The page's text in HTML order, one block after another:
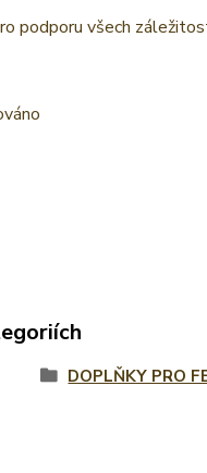
podporu všech
DOPLŇKY PRO